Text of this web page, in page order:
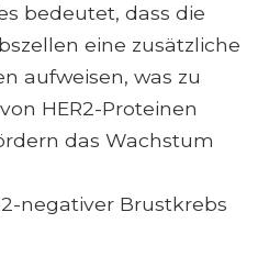
bedeutet, dass die
eine zusätzliche
aufweisen, was zu
HER2-Proteinen
das Wachstum
negativer Brustkrebs